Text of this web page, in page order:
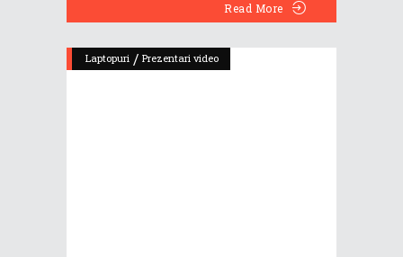
Read More
Laptopuri / Prezentari video